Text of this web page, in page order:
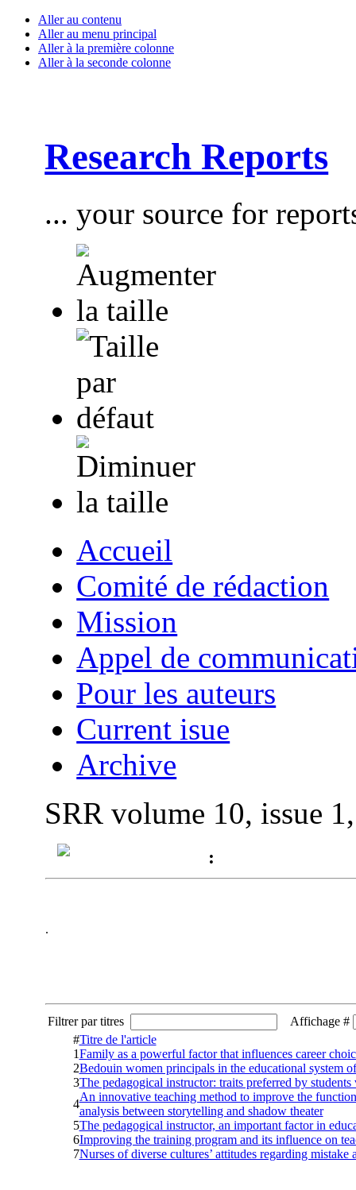
Aller au contenu
Aller au menu principal
Aller à la première colonne
Aller à la seconde colonne
Research Reports
... your source for
Accueil
Comité de rédaction
Mission
Appel de
Pour les auteurs
Current isue
Archive
SRR volume 10, issue
:
.
Filtrer par titres
Affichage #
#Titre de l'article
1Family as a powerful factor that influences career
2Bedouin women principals in the educational system
3The pedagogical instructor: traits preferred by
4
An innovative teaching method to improve the
analysis between storytelling and shadow theater
5The pedagogical instructor, an important factor in
6Improving the training program and its influence on
7Nurses of diverse cultures’ attitudes regarding mistake